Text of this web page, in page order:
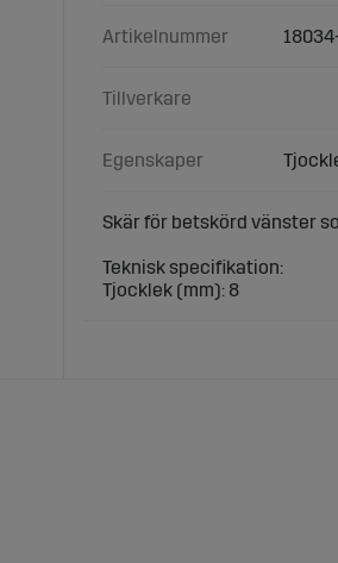
Artikelnummer
Tillverkare
Egenskaper
Skär för betskörd vänster
Teknisk specifikation:
Tjocklek (mm): 8